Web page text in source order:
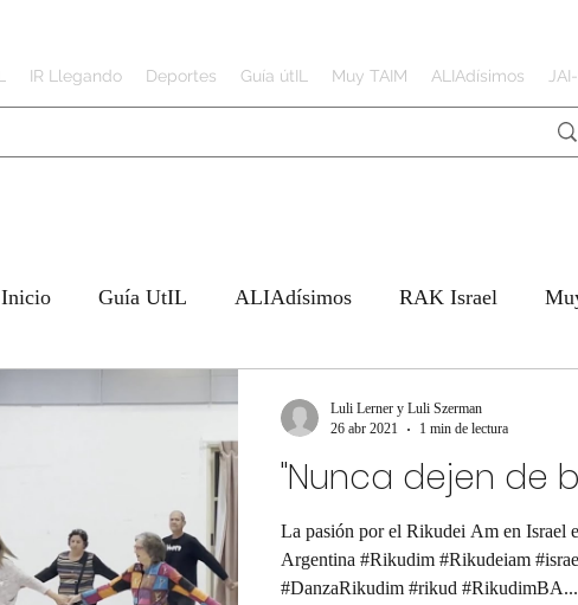
IR Llegando Deportes Guía útIL Muy TAIM ALIAdísimos
Inicio Guía UtIL ALIAdísimos RAK Israel
"Nunca dejen de
La pasión por el Rikudei Am en Israel
Argentina #Rikudim #Rikudeiam
#DanzaRikudim #rikud #RikudimBA...
Luli Lerner y Luli Szerman
26 abr 2021
1 min de lectura